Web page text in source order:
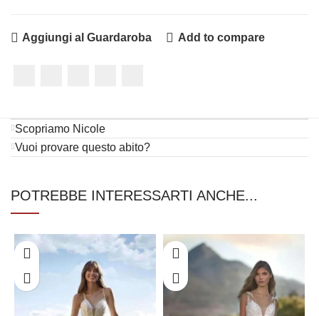
Aggiungi al Guardaroba Add to compare
Scopriamo Nicole
Vuoi provare questo abito?
POTREBBE INTERESSARTI ANCHE...